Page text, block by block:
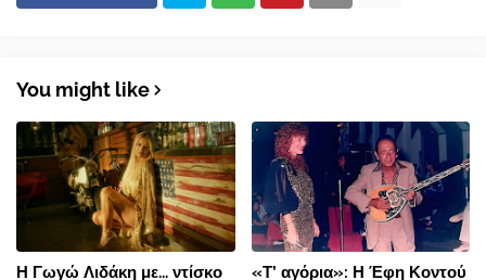
You might like
Η Γωγώ Λιδάκη με... ντίσκο
«Τ’ αγόρια»: Η Έφη Κοντού